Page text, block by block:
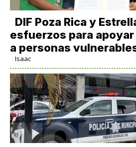
DIF Poza Rica y
esfuerzos para
a personas
Isaac